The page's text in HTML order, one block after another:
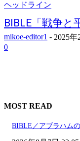
ヘッドライン
BIBLE「戦争と
mikoe-editor1 - 2025年
0
MOST READ
BIBLE／アブラハム